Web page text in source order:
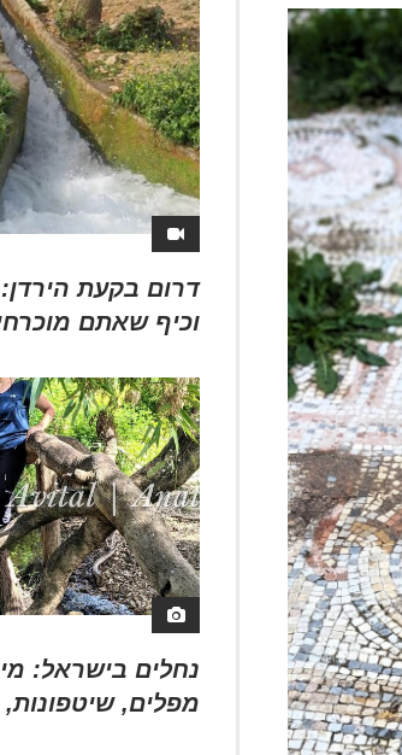
וכיף שאתם
נחלים בישראל:
מפלים,